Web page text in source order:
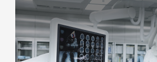
1920x1080
1280x1024
12.1
13.3
15
235 * 143* 2.1 mm
227.3 * 173.9* 1.4 mm
222.72mm*125.28mm
210.43mm*157.82mm
218.96mm*137.6mm
225.52mm*128.08mm
215.4mm*161.8mm
89/89/89/89
LVDS
亮度(nits)
≧ 500 cd/m2
工作溫度(℃)
LCD廠牌
整解析
聯絡我們